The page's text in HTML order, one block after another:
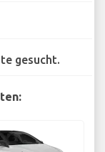
gesucht.